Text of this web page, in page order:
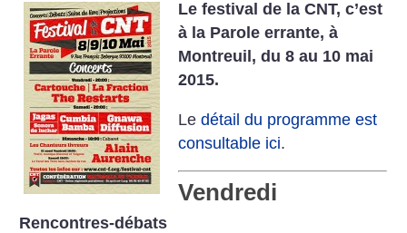
Le festival de la CNT, c’est
à la Parole errante, à
Montreuil, du 8 au 10 mai
2015.
Ledétail du programme est
consultable ici.
Vendredi
Rencontres-débats